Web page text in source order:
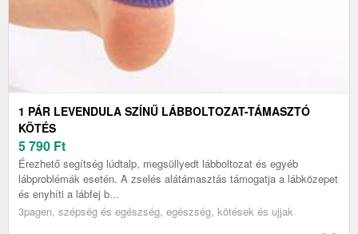
1 PÁR LEVENDULA SZÍNŰ LÁBBOLTOZAT-TÁMASZTÓ
KÖTÉS
5 790 Ft
Érezhető segítség lúdtalp, megsüllyedt lábboltozat és egyéb
lábproblémák esetén. A zselés alátámasztás támogatja a lábközepet
és enyhíti a lábfej b...
3pagen, szépség és egészség, egészség, kötések és ujjak